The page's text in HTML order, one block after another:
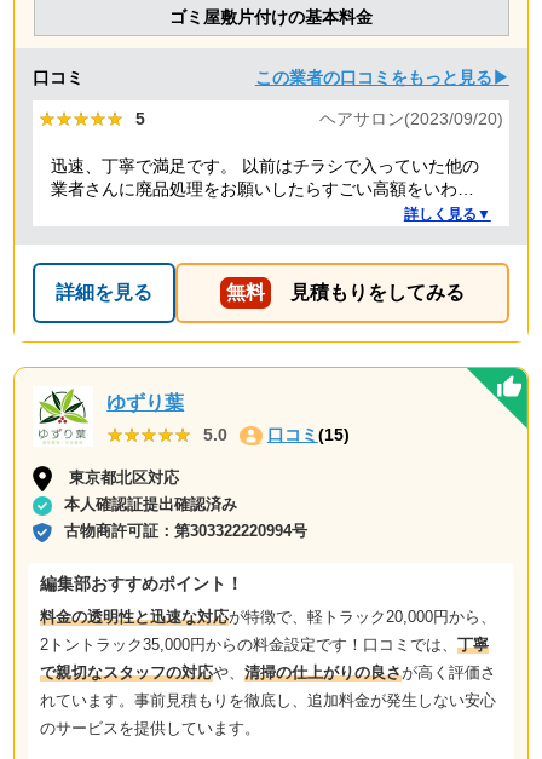
ゴミ屋敷片付けの基本料金
口コミ この業者の口コミをもっと見る▶
★★★★★
★★★★★ 5 ヘアサロン(2023/09/20)
迅速、丁寧で満足です。 以前はチラシで入っていた他の
業者さんに廃品処理をお願いしたらすごい高額をいわれ
たことがありましたが、クリーランドさんは提示額通り
詳しく見る▼
詳細を見る 無料 見積もりをしてみる
ゆずり葉
★★★★★
★★★★★ 5.0 口コミ (15)
東京都北区対応
本人確認証提出確認済み
古物商許可証：第303322220994号
編集部おすすめポイント！
料金の透明性と迅速な対応が特徴で、軽トラック20,000円から、
2トントラック35,000円からの料金設定です！口コミでは、 丁寧
で親切なスタッフの対応や、 清掃の仕上がりの良さが高く評価さ
れています。事前見積もりを徹底し、追加料金が発生しない安心
のサービスを提供しています。